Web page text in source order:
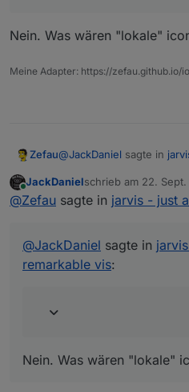
Icons angezeigt
Nein. Was wären "lokale"
Meine Adapter: https://zefau.github.io/
Zefau@JackDaniel sagte in
kann man eigentlich
Online
JackDanielschrieb am 22.
zuletzt editiert von
@Zefau sagte in jarvis - just
@JackDaniel sagte in
remarkable vis:
Nein. Was wären "lokale"